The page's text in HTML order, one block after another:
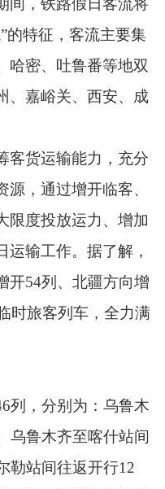
作。据了解，
、北疆方向增
列车，全力满
齐至喀什站间
往返开行12
阿拉尔至阿克
克苏站间往返开
别为：乌鲁木
齐南至乌苏站